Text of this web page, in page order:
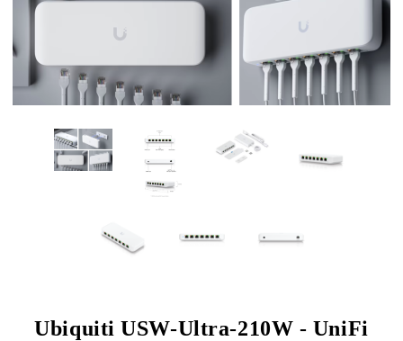
Ubiquiti USW-Ultra-210W - UniFi